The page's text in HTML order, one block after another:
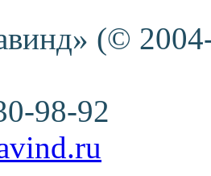
(©
98-92